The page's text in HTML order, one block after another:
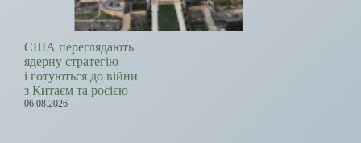
США переглядають
ядерну стратегію
і готуються до війни
з Китаєм та росією
06.08.2026